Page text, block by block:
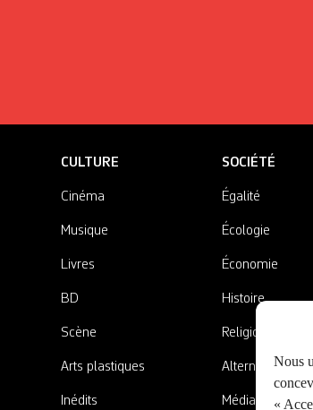
Nous
«
CULTURE
Cinéma
Musique
Livres
BD
Scène
Arts plastiques
Inédits
SOCIÉTÉ
Égalité
Écologie
Économie
Histoire
Religions
Alternatives
Médias